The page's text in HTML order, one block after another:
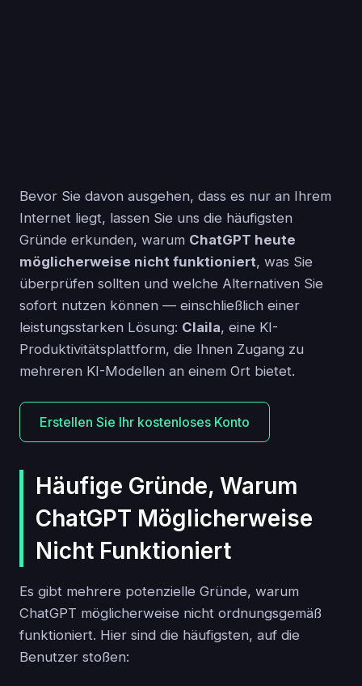
Bevor Sie davon ausgehen, dass es nur an Ihrem
Internet liegt, lassen Sie uns die häufigsten
Gründe erkunden, warum ChatGPT heute
möglicherweise nicht funktioniert, was Sie
überprüfen sollten und welche Alternativen Sie
sofort nutzen können — einschließlich einer
leistungsstarken Lösung: Claila, eine KI-
Produktivitätsplattform, die Ihnen Zugang zu
mehreren KI-Modellen an einem Ort bietet.
Erstellen Sie Ihr kostenloses Konto
Häufige Gründe, Warum
ChatGPT Möglicherweise
Nicht Funktioniert
Es gibt mehrere potenzielle Gründe, warum
ChatGPT möglicherweise nicht ordnungsgemäß
funktioniert. Hier sind die häufigsten, auf die
Benutzer stoßen: